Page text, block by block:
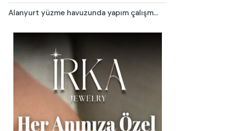
Alanyurt yüzme havuzunda yapım çalışm...